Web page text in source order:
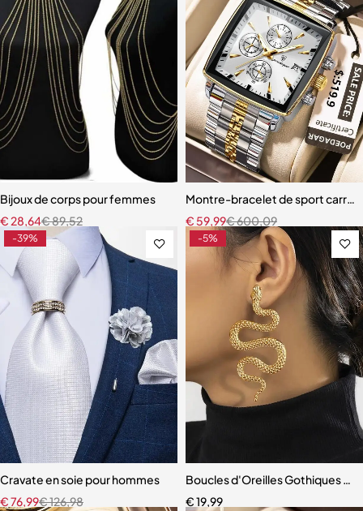
Bijoux de corps pour femmes
€89,52
€28,64
Montre-bracelet de sport carrée
€600,09
€ 59,99
-39%
Cravate en soie pour hommes
€126,98
€76,99
-5%
Boucles d'Oreilles Gothiques en
€19,99